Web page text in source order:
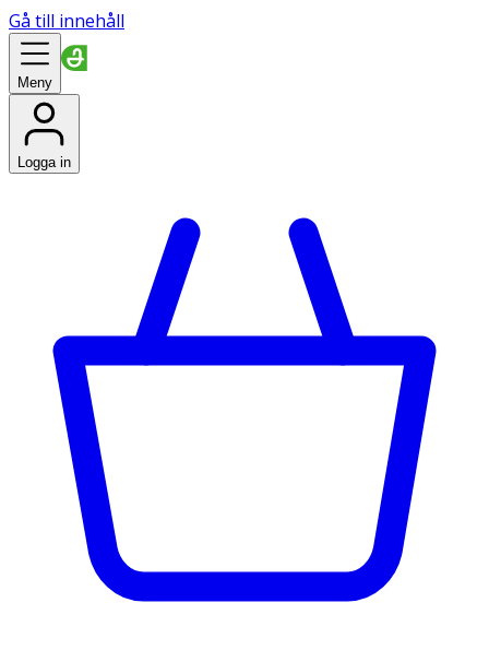
Gå till innehåll
Meny
Logga in